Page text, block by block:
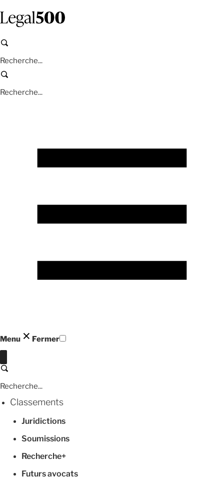
contenu
principal
Recherche
Recherche
Menu Fermer
Recherche
Classements
Juridictions
Soumissions
Recherche+
Futurs avocats